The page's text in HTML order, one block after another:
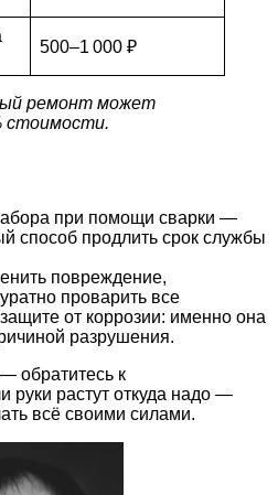
500–1 000 ₽
ремонт может
стоимости.
при помощи сварки —
способ продлить срок службы
повреждение,
проварить все
от коррозии: именно она
разрушения.
обратитесь к
руки растут откуда надо —
всё своими силами.